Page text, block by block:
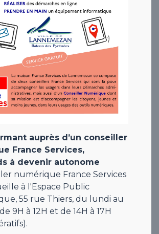
auprès d’un conseiller
France Services,
à devenir autonome
numérique France Services
à l'Espace Public
55 rue Thiers, du lundi au
9H à 12H et de 14H à 17H